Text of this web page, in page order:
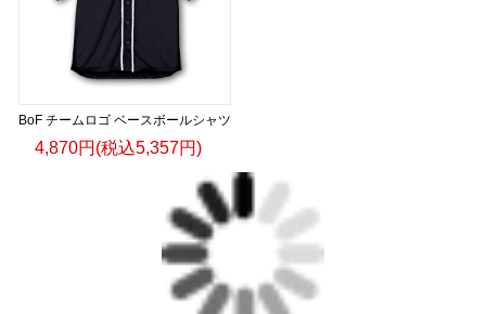
BoF チームロゴ ベースボールシャツ
4,870円(税込5,357円)